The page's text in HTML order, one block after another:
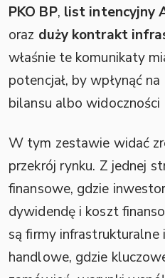
PKO BP, list intencyjny
oraz duży kontrakt
właśnie te komunikaty
potencjał, by wpłynąć
bilansu albo widoczności
W tym zestawie widać
przekrój rynku. Z jednej
finansowe, gdzie
dywidendę i koszt
są firmy infrastrukturalne
handlowe, gdzie